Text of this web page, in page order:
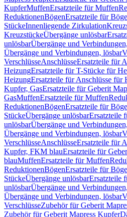
KupferMuffenErsatzteile für Muffen
ReduktionenBögenErsatzteile für
StückeInnenliegende Zirkulation
KreuzstückeÜbergänge unlösbar
unlösbarÜbergänge und
Übergänge und Verbindungen, lösbar
VerschlüsseAnschlüsseErsatzteile für
HeizungErsatzteile für T-Stücke für
HeizungErsatzteile für Anschlüsse für
Kupfer, GasErsatzteile für Geberit
GasMuffenErsatzteile für Muffen
ReduktionenBögenErsatzteile für
StückeÜbergänge unlösbarErsatzteile
unlösbarÜbergänge und
Übergänge und Verbindungen, lösbar
VerschlüsseAnschlüsseErsatzteile für
Kupfer, FKM blauErsatzteile für
blauMuffenErsatzteile für Muffen
ReduktionenBögenErsatzteile für
StückeÜbergänge unlösbarErsatzteile
unlösbarÜbergänge und
Übergänge und Verbindungen, lösbar
VerschlüsseZubehör für Geberit
Zubehör für Geberit Mapress Kupfer